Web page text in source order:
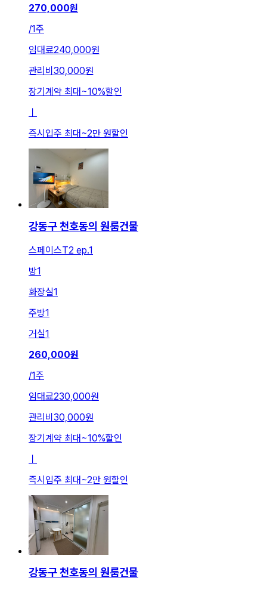
270,000원
/1주
임대료240,000원
관리비 30,000원
장기계약 최대 ~10%할인
즉시입주 최대 ~2만 원할인
강동구 천호동의 원룸건물
스페이스T2 ep.1
방1
화장실1
주방1
거실1
260,000원
/1주
임대료230,000원
관리비 30,000원
장기계약 최대~10%할인
ㅣ
즉시입주 최대~2만 원할인
강동구 천호동의 원룸건물